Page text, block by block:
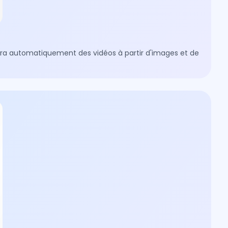
automatiquement des vidéos à partir d'images et de